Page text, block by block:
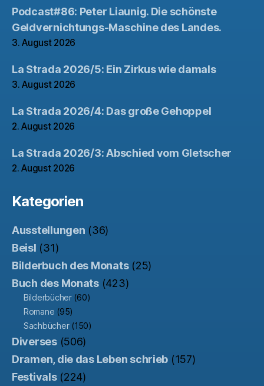
Podcast#86: Peter Liaunig. Die schönste
Geldvernichtungs-Maschine des Landes.
3. August 2026
La Strada 2026/5: Ein Zirkus wie damals
3. August 2026
La Strada 2026/4: Das große Gehoppel
2. August 2026
La Strada 2026/3: Abschied vom Gletscher
2. August 2026
Kategorien
Ausstellungen (36)
Beisl (31)
Bilderbuch des Monats(25)
Buch des Monats(423)
Bilderbücher(60)
Romane (95)
Sachbücher(150)
Diverses(506)
Dramen, die das Leben schrieb (157)
Festivals(224)